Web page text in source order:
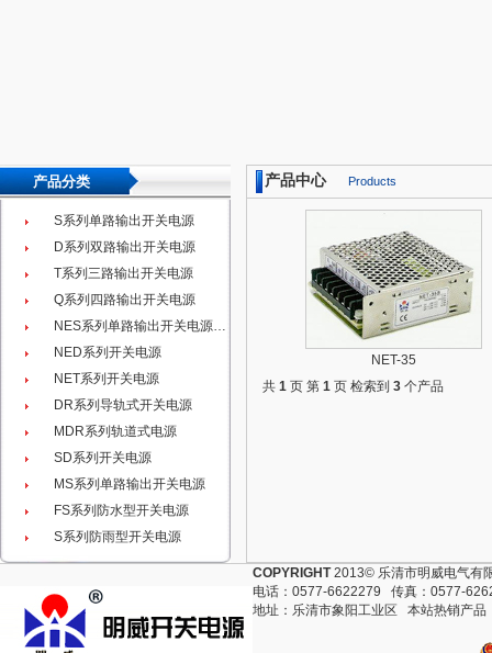
产品分类
S系列单路输出开关电源
D系列双路输出开关电源
T系列三路输出开关电源
Q系列四路输出开关电源
NES系列单路输出开关电源…
NED系列开关电源
NET系列开关电源
DR系列导轨式开关电源
MDR系列轨道式电源
SD系列开关电源
MS系列单路输出开关电源
FS系列防水型开关电源
S系列防雨型开关电源
产品中心 Products
NET-35
共 1 页 第 1 页 检索到 3 个产品
COPYRIGHT2013© 乐清市明威电气有
电话：0577-6622279 传真：0577-
地址：乐清市象阳工业区 本站热销产品